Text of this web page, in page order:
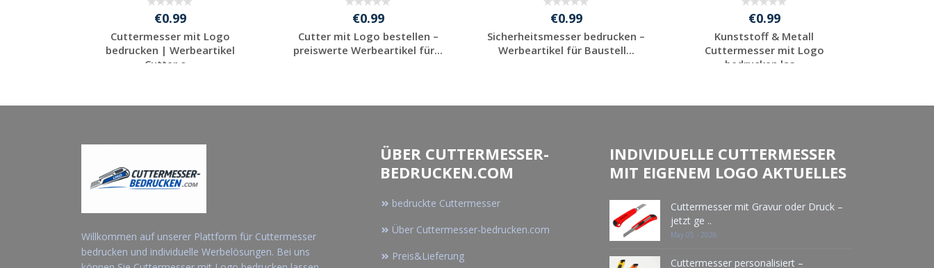
€0.99
Cuttermesser mit Logo
bedrucken | Werbeartikel
Cutter o...
€0.99
Cutter mit Logo bestellen –
preiswerte Werbeartikel für...
€0.99
Sicherheitsmesser bedrucken –
Werbeartikel für Baustell...
€0.99
Kunststoff & Metall
Cuttermesser mit Logo
bedrucken las...
Willkommen auf unserer Plattform für Cuttermesser
bedrucken und individuelle Werbelösungen. Bei uns
ÜBER CUTTERMESSER-
BEDRUCKEN.COM
bedruckte Cuttermesser
Über Cuttermesser-bedrucken.com
Preis&Lieferung
INDIVIDUELLE CUTTERMESSER
MIT EIGENEM LOGO AKTUELLES
Cuttermesser mit Gravur oder Druck –
jetzt ge ..
May 05 - 2026
Cuttermesser personalisiert –